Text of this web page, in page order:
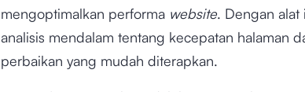
mengoptimalkan performa website. Dengan alat
analisis mendalam tentang kecepatan halaman
perbaikan yang mudah diterapkan.